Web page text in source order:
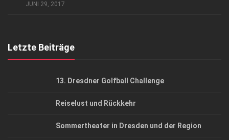
JUNI 29, 2017
Letzte Beiträge
13. Dresdner Golfball Challenge
Reiselust und Rückkehr
Sommertheater in Dresden und der Region